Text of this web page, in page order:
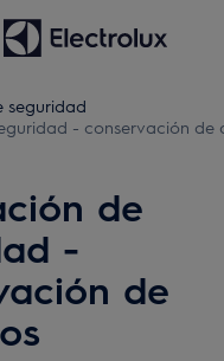
seguridad
- conservación de
de
-
de